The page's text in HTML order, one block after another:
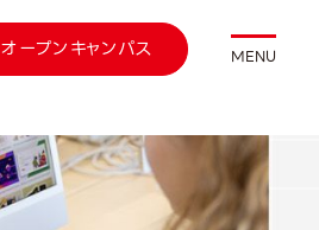
オープンキャンパス MENU